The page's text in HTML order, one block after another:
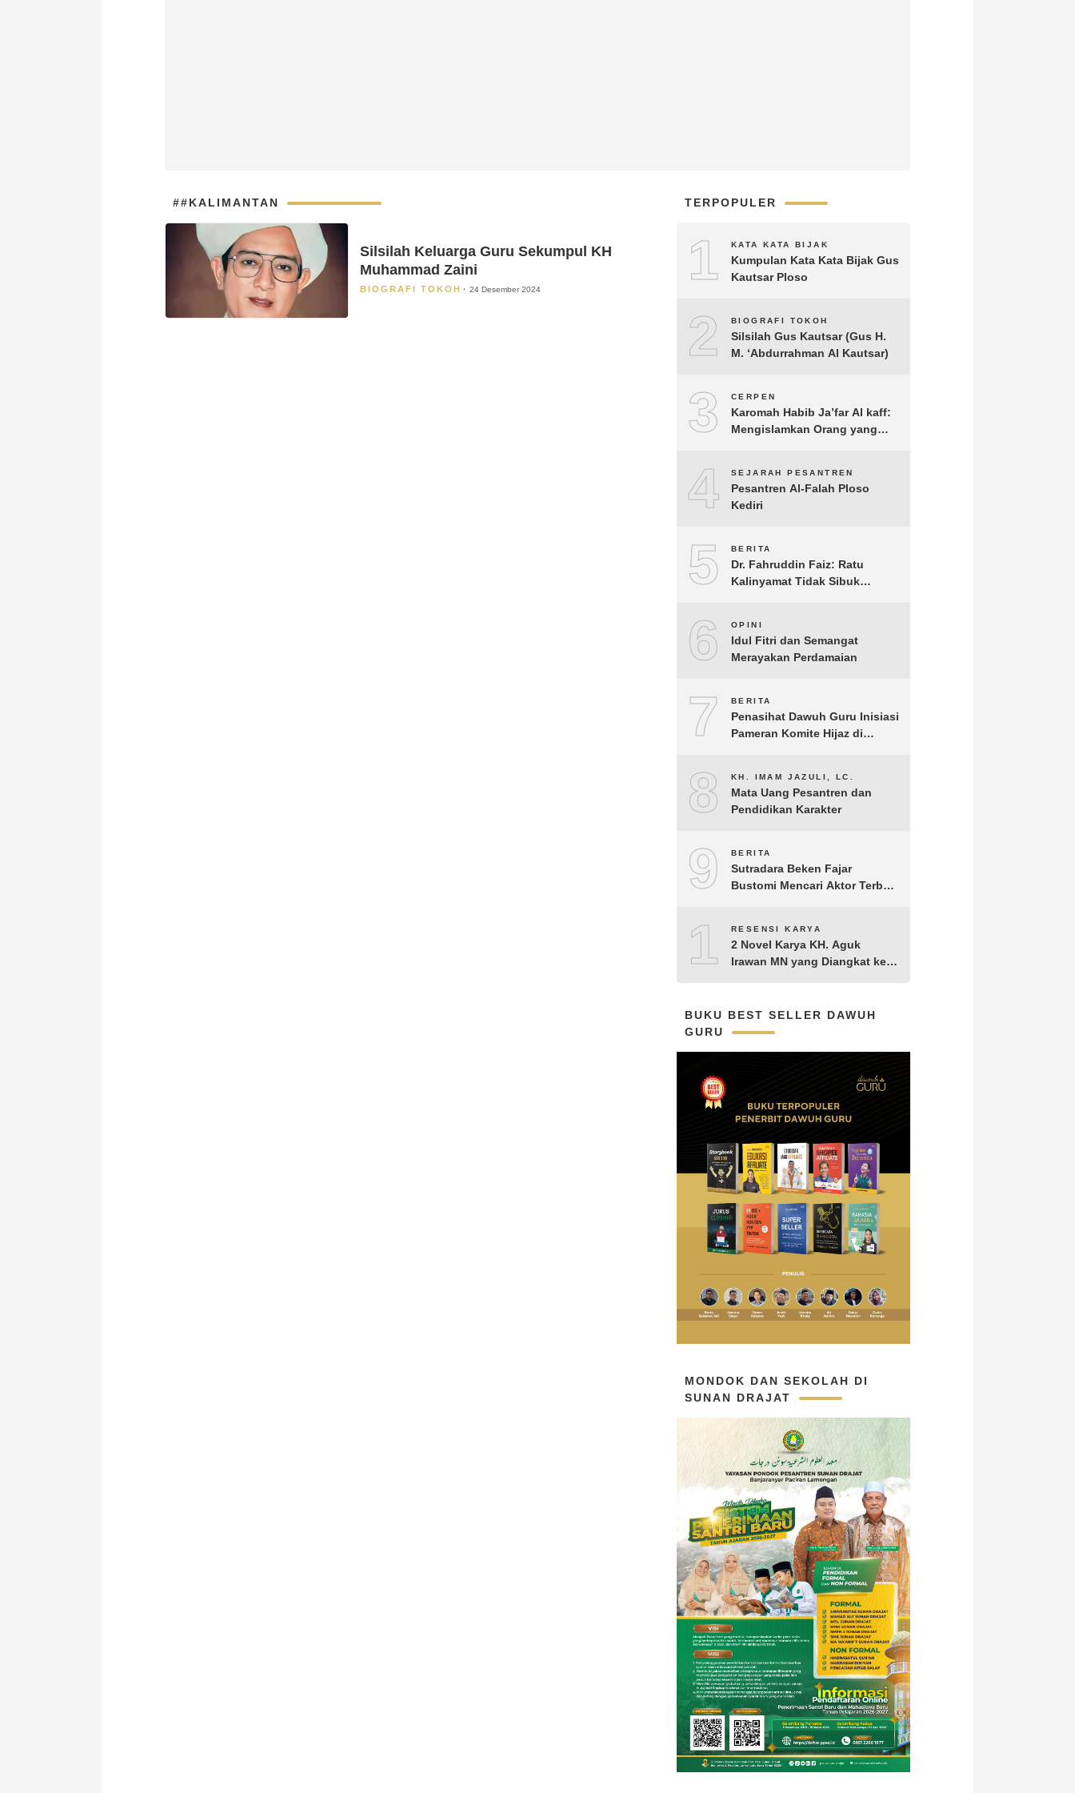
##KALIMANTAN
Silsilah Keluarga Guru Sekumpul KH
Muhammad Zaini
BIOGRAFI TOKOH 24 Desember 2024
TERPOPULER
1 KATA KATA BIJAK
Kumpulan Kata Kata Bijak Gus
Kautsar Ploso
2 BIOGRAFI TOKOH
Silsilah Gus Kautsar (Gus H.
M. ‘Abdurrahman Al Kautsar)
3 CERPEN
Karomah Habib Ja’far Al kaff:
Mengislamkan Orang yang
4 SEJARAH PESANTREN
Pesantren Al-Falah Ploso
Kediri
5 BERITA
Dr. Fahruddin Faiz: Ratu
Kalinyamat Tidak Sibuk
Perekonomian Rakyatnya
6 OPINI
Idul Fitri dan Semangat
Merayakan Perdamaian
7 BERITA
Penasihat Dawuh Guru Inisiasi
Pameran Komite Hijaz di
8 KH. IMAM JAZULI, LC.
Mata Uang Pesantren dan
Pendidikan Karakter
9 BERITA
Sutradara Beken Fajar
Bustomi Mencari Aktor Terbaik
KH. Hasyim Asy’ari karya KH.
Aguk Irawan MN
10RESENSI KARYA
2 Novel Karya KH. Aguk
Irawan MN yang Diangkat ke
BUKU BEST SELLER DAWUH
GURU
MONDOK DAN SEKOLAH DI
SUNAN DRAJAT